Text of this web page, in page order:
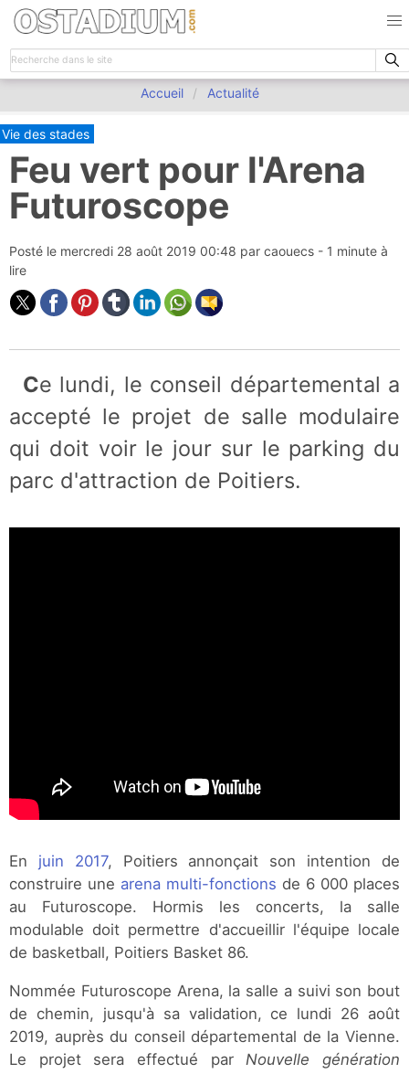
Accueil Actualité
Vie des stades
Feu vert pour l'Arena
Futuroscope
Posté le mercredi 28 août 2019 00:48 par caouecs - 1 minute à
lire
Ce lundi, le conseil départemental a
accepté le projet de salle modulaire
qui doit voir le jour sur le parking du
parc d'attraction de Poitiers.
En juin 2017, Poitiers annonçait son intention de
construire une arena multi-fonctions de 6 000 places
au Futuroscope. Hormis les concerts, la salle
modulable doit permettre d'accueillir l'équipe locale
de basketball, Poitiers Basket 86.
Nommée Futuroscope Arena, la salle a suivi son bout
de chemin, jusqu'à sa validation, ce lundi 26 août
2019, auprès du conseil départemental de la Vienne.
Le projet sera effectué par Nouvelle génération